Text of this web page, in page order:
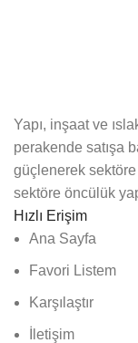
Yapı, inşaat ve
perakende satışa
güçlenerek sektöre
sektöre öncülük
Hızlı Erişim
Ana Sayfa
Favori Listem
Karşılaştır
İletişim